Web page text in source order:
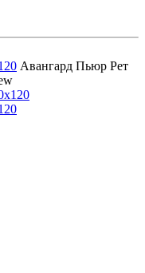
Авангард Пьюр Рет